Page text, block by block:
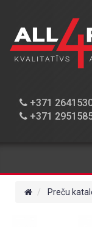
+371
+371
PREČU
KATALOGS
PIEGĀDE
Preču